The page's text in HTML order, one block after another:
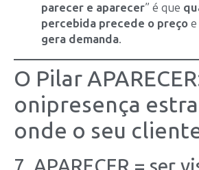
parecer e aparecer” é que
percebida precede o preço e
gera demanda.
O Pilar
onipresença
onde o seu